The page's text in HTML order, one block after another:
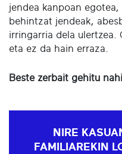
jendea kanpoan
behintzat jendeak,
irringarria dela ulertzea.
eta ez da hain erraza.
Beste zerbait gehitu
NIRE
FAMILIAREKIN